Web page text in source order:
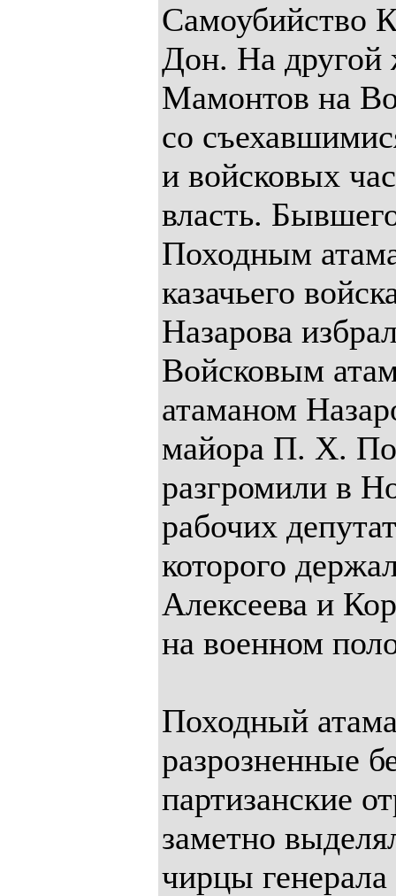
Самоубийство
Дон. На другой
Мамонтов на
со
и войсковых
власть.
Походным
казачьего
Назарова
Войсковым
атаманом
майора П. Х.
разгромили в
рабочих
которого
Алексеева и
на военном
Походный
разрозненные
партизанские
заметно
чирцы